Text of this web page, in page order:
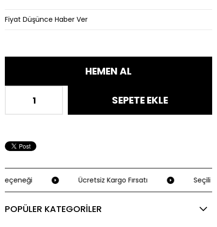
Fiyat Düşünce Haber Ver
Ücretsiz Kargo Fırsatı Seçili
POPÜLER KATEGORİLER